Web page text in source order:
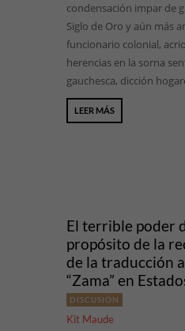
condensación impar de
Siglo de Oro y aún más
funcionario colonial,
herencias en la sorna
gauchesca, dicción
LEER MÁS
El terrible poder
propósito de la
de la traducción
“Zama” en
DISCUSIÓN
Kit Maude